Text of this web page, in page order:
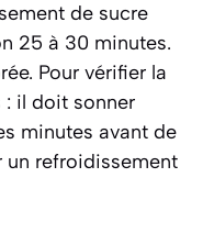
de sucre
25 à 30 minutes.
Pour vérifier la
: il doit sonner
minutes avant de
un refroidissement